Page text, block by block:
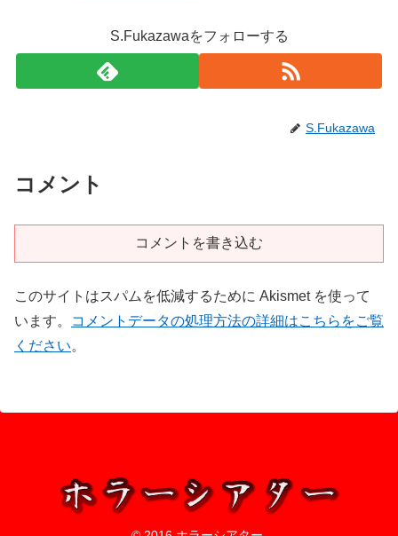
S.Fukazawaをフォローする
S.Fukazawa
コメント
コメントを書き込む
このサイトはスパムを低減するために Akismet を使って
います。
コメントデータの処理方法の詳細はこちらをご覧
ください。